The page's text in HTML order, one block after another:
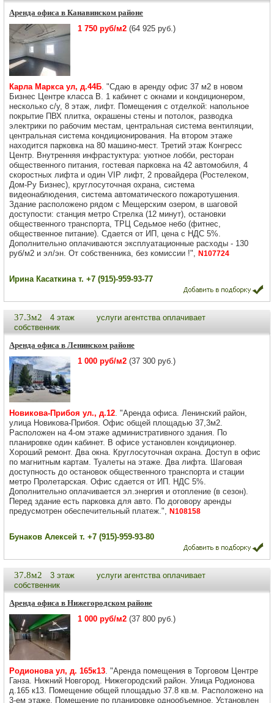
Аренда офиса в Канавинском районе
1 750 руб/м2 (64 925 руб.)
Карла Маркса ул, д.44Б. "Сдаю в аренду офис 37 м2 в новом
Бизнес Центре класса В. 1 кабинет с окнами и кондиционером,
несколько с/у, 8 этаж, лифт. Помещения с отделкой: напольное
покрытие ПВХ плитка, окрашены стены и потолок, разводка
электрики по рабочим местам, центральная система вентиляции,
центральная система кондиционирования. На втором этаже
находится парковка на 80 машино-мест. Третий этаж Конгресс
Центр. Внутренняя инфрастуктура: уютное лобби, ресторан
общественного питания, гостевая парковка на 42 автомобиля, 4
скоростных лифта и один VIP лифт, 2 провайдера (Ростелеком,
Дом-Ру Бизнес), круглосуточная охрана, система
видеонаблюдения, система автоматического пожаротушения.
Здание расположено рядом с Мещерским озером, в шаговой
доступости: станция метро Стрелка (12 минут), остановки
общественного транспорта, ТРЦ Седьмое небо (фитнес,
общественное питание). Сдается от ИП, цена с НДС 5%.
Дополнительно оплачиваются эксплуатационные расходы - 130
руб/м2 и эл/эн. От собственника, без комиссии !", N107724
Ирина Касаткина т. +7 (915)-959-93-77
37.3м2 4 этаж
услуги агентства оплачивает
собственник
Аренда офиса в Ленинском районе
1 000 руб/м2 (37 300 руб.)
Новикова-Прибоя ул., д.12. "Аренда офиса. Ленинский район,
улица Новикова-Прибоя. Офис общей площадью 37,3м2.
Расположен на 4-ом этаже административного здания. По
планировке один кабинет. В офисе установлен кондиционер.
Хороший ремонт. Два окна. Круглосуточная охрана. Доступ в офис
по магнитным картам. Туалеты на этаже. Два лифта. Шаговая
доступность до остановок общественного транспорта и стации
метро Пролетарская. Офис сдается от ИП. НДС 5%.
Дополнительно оплачивается эл.энергия и отопление (в сезон).
Перед здание есть парковка для авто. По договору аренды
предусмотрен обеспечительный платеж.", N108158
Бунаков Алексей т. +7 (915)-959-93-80
37.8м2 3 этаж
услуги агентства оплачивает
собственник
Аренда офиса в Нижегородском районе
1 000 руб/м2 (37 800 руб.)
Родионова ул, д. 165к13. "Аренда помещения в Торговом Центре
Ганза. Нижний Новгород. Нижегородский район. Улица Родионова
д.165 к13. Помещение общей площадью 37.8 кв.м. Расположено на
3-ем этаже. Помещение по планировке однообъемное. Установлен